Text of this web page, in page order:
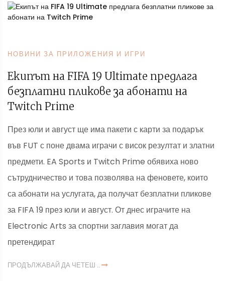
НОВИНИ ЗА ПРИЛОЖЕНИЯ И ИГРИ
Екипът на FIFA 19 Ultimate предлага
безплатни пликове за абонати на
Twitch Prime
През юли и август ще има пакети с карти за подарък
във FUT с поне двама играчи с висок резултат и златни
предмети. EA Sports и Twitch Prime обявиха ново
сътрудничество и това позволява на феновете, които
са абонати на услугата, да получат безплатни пликове
за FIFA 19 през юли и август. От днес играчите на
Electronic Arts за спортни заглавия могат да
претендират
ПРОДЪЛЖАВАЙ ДА ЧЕТЕШ ..